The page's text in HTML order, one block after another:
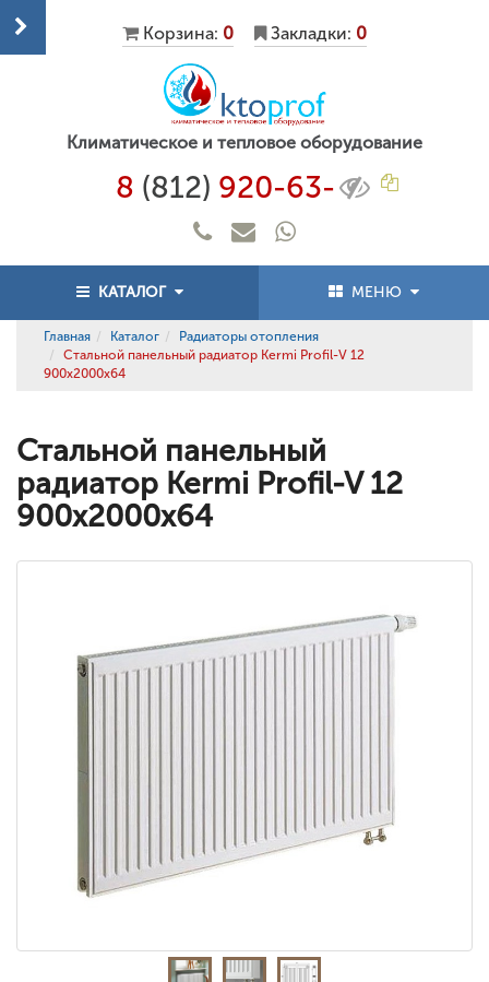
Корзина: 0 Закладки: 0
Климатическое и тепловое оборудование
8 (812) 920-63-
КАТАЛОГ МЕНЮ
Главная Каталог
Радиаторы отопления
Стальной панельный радиатор Kermi Profil-V 12
900x2000x64
Стальной панельный
радиатор Kermi Profil-V 12
900x2000x64